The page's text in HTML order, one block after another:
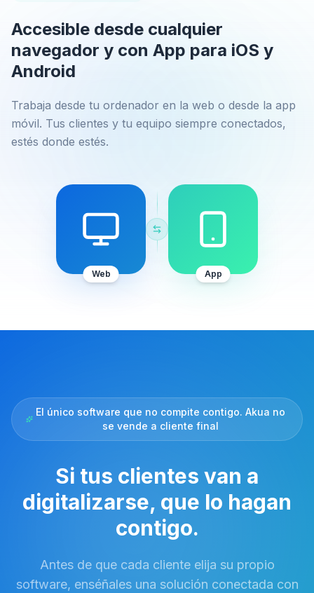
Accesible desde cualquier
navegador y con App para iOS y
Android
Trabaja desde tu ordenador en la web o desde la app
móvil. Tus clientes y tu equipo siempre conectados,
estés donde estés.
Web App
El único software que no compite contigo. Akua no
se vende a cliente final
Si tus clientes van a
digitalizarse, que lo hagan
contigo.
Antes de que cada cliente elija su propio
software, enséñales una solución conectada con